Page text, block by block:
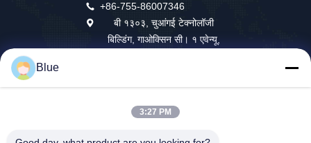
+86-755-86007346
बी १३०३, चुआंगई टेक्नोलॉजी
बिल्डिंग, गाओक्सिन सी। १ एवेन्यू,
चीन अच्छा गुणवत्ता स्मार्ट कार्ड समाधान आपूर्तिकर्ता। कॉपीराइट © 2026 Wisecard
Blue
3:27 PM